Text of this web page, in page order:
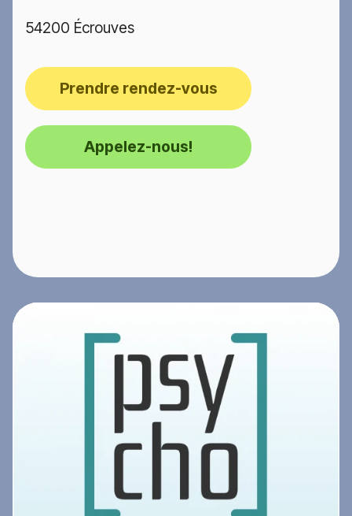
54200 Écrouves
Prendre rendez-vous
Appelez-nous!